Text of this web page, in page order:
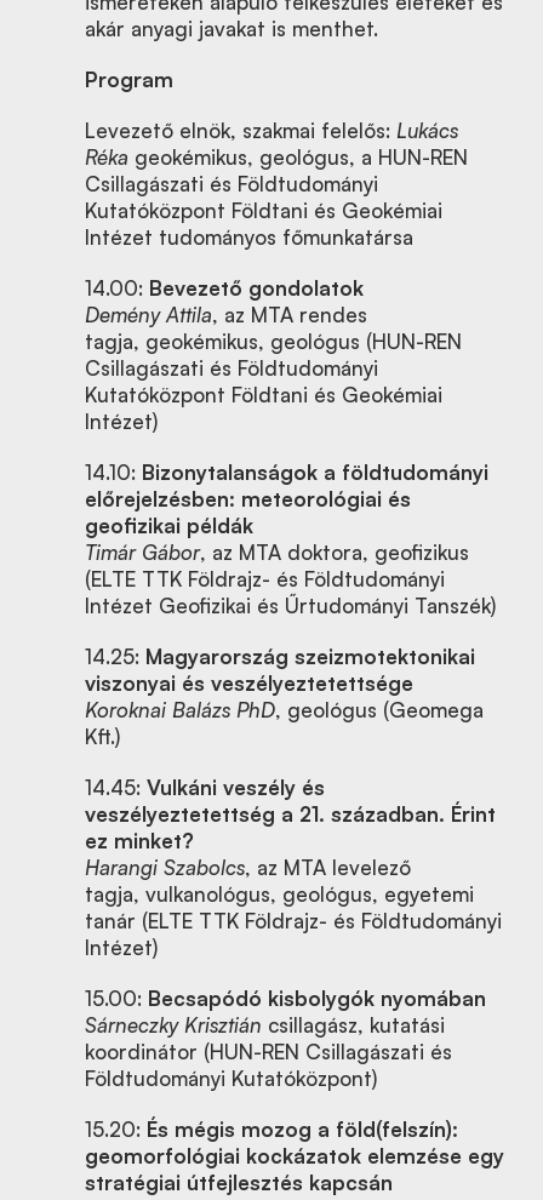
akár anyagi javakat is menthet.
Program
Levezető elnök, szakmai felelős: Lukács
Réka geokémikus, geológus, a HUN-REN
Csillagászati és Földtudományi
Kutatóközpont Földtani és Geokémiai
Intézet tudományos főmunkatársa
14.00: Bevezető gondolatok
Demény Attila, az MTA rendes
tagja, geokémikus, geológus (HUN-REN
Csillagászati és Földtudományi
Kutatóközpont Földtani és Geokémiai
Intézet)
14.10: Bizonytalanságok a földtudományi
előrejelzésben: meteorológiai és
geofizikai példák
Timár Gábor, az MTA doktora, geofizikus
(ELTE TTK Földrajz- és Földtudományi
Intézet Geofizikai és Űrtudományi Tanszék)
14.25: Magyarország szeizmotektonikai
viszonyai és veszélyeztetettsége
Koroknai Balázs PhD, geológus (Geomega
Kft.)
14.45: Vulkáni veszély és
veszélyeztetettség a 21. században. Érint
ez minket?
Harangi Szabolcs, az MTA levelező
tagja, vulkanológus, geológus, egyetemi
tanár (ELTE TTK Földrajz- és Földtudományi
Intézet)
15.00: Becsapódó kisbolygók nyomában
Sárneczky Krisztián csillagász, kutatási
koordinátor (HUN-REN Csillagászati és
Földtudományi Kutatóközpont)
15.20: És mégis mozog a föld(felszín):
geomorfológiai kockázatok elemzése egy
stratégiai útfejlesztés kapcsán